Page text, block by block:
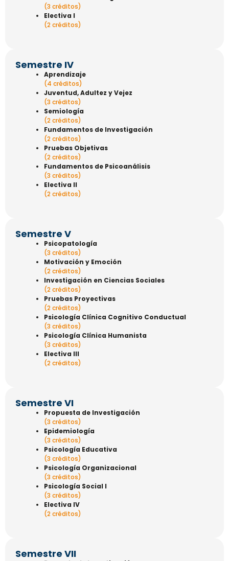
(3 créditos)
Electiva I
(2 créditos)
Semestre IV
Aprendizaje
(4 créditos)
Juventud, Adultez y Vejez
(3 créditos)
Semiología
(2 créditos)
Fundamentos de Investigación
(2 créditos)
Pruebas Objetivas
(2 créditos)
Fundamentos de Psicoanálisis
(3 créditos)
Electiva II
(2 créditos)
Semestre V
Psicopatología
(3 créditos)
Motivación y Emoción
(2 créditos)
Investigación en Ciencias Sociales
(2 créditos)
Pruebas Proyectivas
(2 créditos)
Psicología Clínica Cognitivo Conductual
(3 créditos)
Psicología Clínica Humanista
(3 créditos)
Electiva III
(2 créditos)
Semestre VI
Propuesta de Investigación
(3 créditos)
Epidemiología
(3 créditos)
Psicología Educativa
(3 créditos)
Psicología Organizacional
(3 créditos)
Psicología Social I
(3 créditos)
Electiva IV
(2 créditos)
Semestre VII